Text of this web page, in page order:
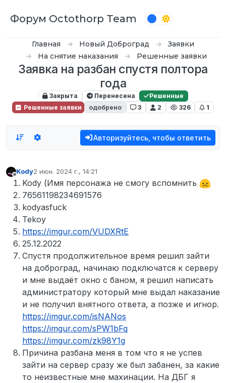
Форум Octothorp Team
Главная Новый Доброград
Заявки
На снятие наказания
Решенные заявки
Заявка на разбан спустя полтора
года
Закрыта Перенесена
Решенные
Решенные заявки
одобрено 3 2 326 1
Авторизуйтесь, чтобы ответить
Не в сети
Kody2 июн. 2024 г., 14:21
отредактировано
Kody (Имя персонажа не смогу вспомнить
76561198234691576
kodyasfuck
Tekoy
https://imgur.com/VUDXRtE
25.12.2022
Спустя продолжительное время решил зайти
на доброград, начинаю подключатся к серверу
и мне выдаёт окно с баном, я решил написать
администратору который мне выдал наказание
и не получил внятного ответа, а позже и игнор.
https://imgur.com/isNANos
https://imgur.com/sPW1bFq
https://imgur.com/zk98Y1g
Причина разбана меня в том что я не успев
зайти на сервер сразу же был забанен, за какие
то неизвестные мне махинации. На ДБГ я